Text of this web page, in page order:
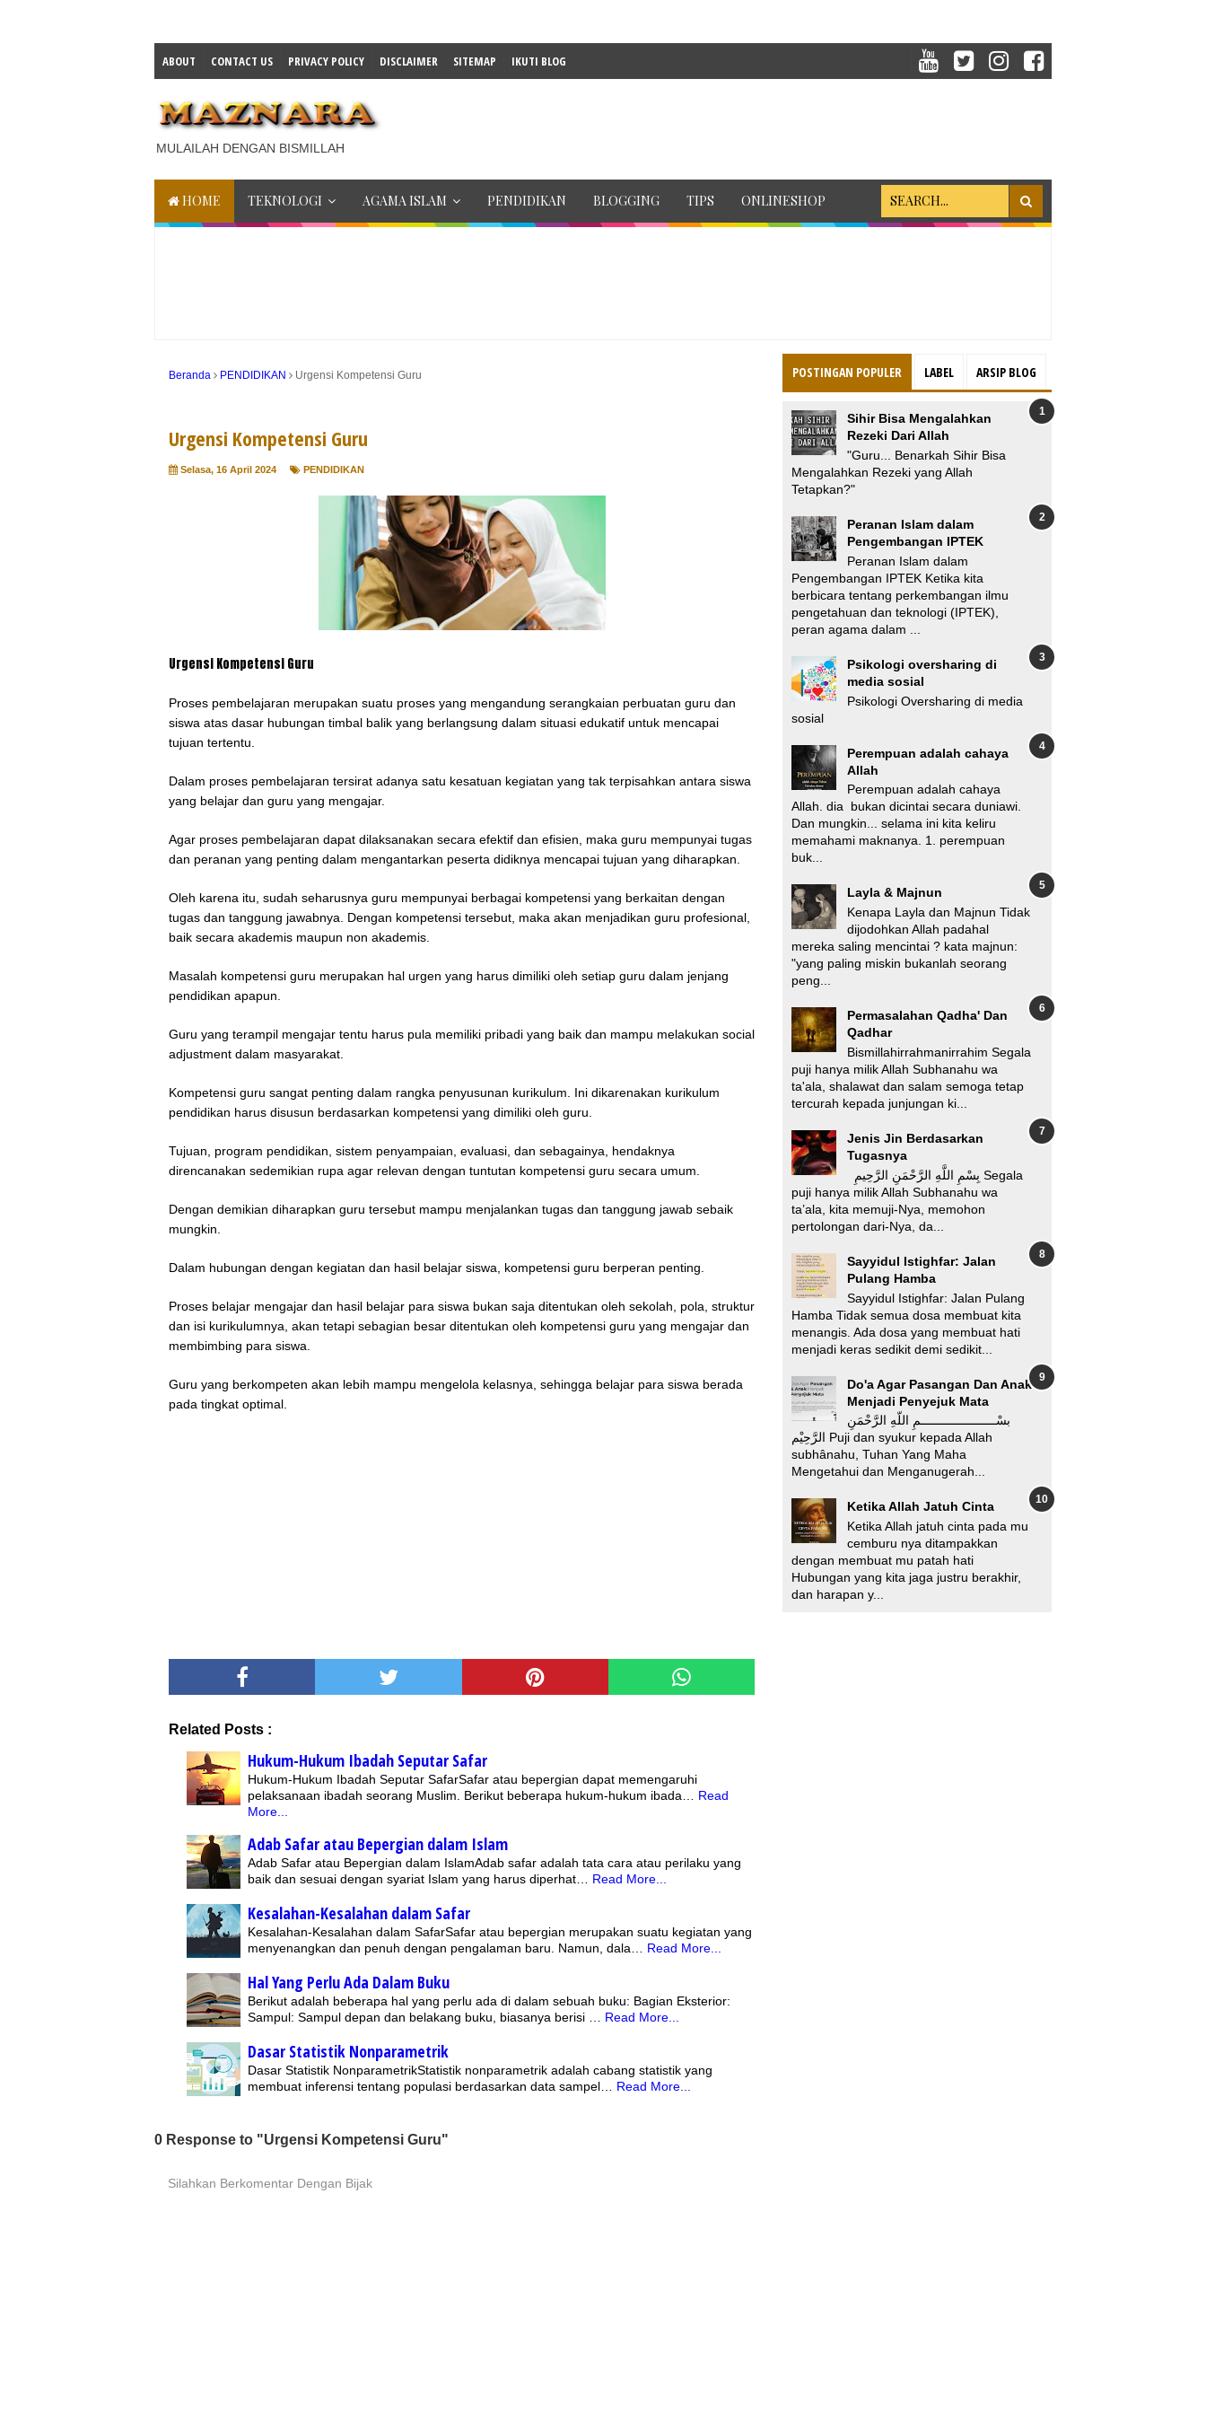
ABOUT CONTACT US PRIVACY POLICY DISCLAIMER SITEMAP IKUTI BLOG
MULAILAH DENGAN BISMILLAH
HOME TEKNOLOGI AGAMA ISLAM PENDIDIKAN BLOGGING TIPS ONLINESHOP
Beranda PENDIDIKAN Urgensi Kompetensi Guru
Urgensi Kompetensi Guru
Selasa, 16 April 2024 PENDIDIKAN
Urgensi Kompetensi Guru
Proses pembelajaran merupakan suatu proses yang mengandung serangkaian perbuatan guru dan
siswa atas dasar hubungan timbal balik yang berlangsung dalam situasi edukatif untuk mencapai
tujuan tertentu.
Dalam proses pembelajaran tersirat adanya satu kesatuan kegiatan yang tak terpisahkan antara siswa
yang belajar dan guru yang mengajar.
Agar proses pembelajaran dapat dilaksanakan secara efektif dan efisien, maka guru mempunyai tugas
dan peranan yang penting dalam mengantarkan peserta didiknya mencapai tujuan yang diharapkan.
Oleh karena itu, sudah seharusnya guru mempunyai berbagai kompetensi yang berkaitan dengan
tugas dan tanggung jawabnya. Dengan kompetensi tersebut, maka akan menjadikan guru profesional,
baik secara akademis maupun non akademis.
Masalah kompetensi guru merupakan hal urgen yang harus dimiliki oleh setiap guru dalam jenjang
pendidikan apapun.
Guru yang terampil mengajar tentu harus pula memiliki pribadi yang baik dan mampu melakukan social
adjustment dalam masyarakat.
Kompetensi guru sangat penting dalam rangka penyusunan kurikulum. Ini dikarenakan kurikulum
pendidikan harus disusun berdasarkan kompetensi yang dimiliki oleh guru.
Tujuan, program pendidikan, sistem penyampaian, evaluasi, dan sebagainya, hendaknya
direncanakan sedemikian rupa agar relevan dengan tuntutan kompetensi guru secara umum.
Dengan demikian diharapkan guru tersebut mampu menjalankan tugas dan tanggung jawab sebaik
mungkin.
Dalam hubungan dengan kegiatan dan hasil belajar siswa, kompetensi guru berperan penting.
Proses belajar mengajar dan hasil belajar para siswa bukan saja ditentukan oleh sekolah, pola, struktur
dan isi kurikulumnya, akan tetapi sebagian besar ditentukan oleh kompetensi guru yang mengajar dan
membimbing para siswa.
Guru yang berkompeten akan lebih mampu mengelola kelasnya, sehingga belajar para siswa berada
pada tingkat optimal.
Related Posts :
Hukum-Hukum Ibadah Seputar Safar
Hukum-Hukum Ibadah Seputar SafarSafar atau bepergian dapat memengaruhi
pelaksanaan ibadah seorang Muslim. Berikut beberapa hukum-hukum ibada… Read
More...
Adab Safar atau Bepergian dalam Islam
Adab Safar atau Bepergian dalam IslamAdab safar adalah tata cara atau perilaku yang
baik dan sesuai dengan syariat Islam yang harus diperhat… Read More...
Kesalahan-Kesalahan dalam Safar
Kesalahan-Kesalahan dalam SafarSafar atau bepergian merupakan suatu kegiatan yang
menyenangkan dan penuh dengan pengalaman baru. Namun, dala… Read More...
Hal Yang Perlu Ada Dalam Buku
Berikut adalah beberapa hal yang perlu ada di dalam sebuah buku: Bagian Eksterior:
Sampul: Sampul depan dan belakang buku, biasanya berisi … Read More...
Dasar Statistik Nonparametrik
Dasar Statistik NonparametrikStatistik nonparametrik adalah cabang statistik yang
membuat inferensi tentang populasi berdasarkan data sampel… Read More...
0 Response to "Urgensi Kompetensi Guru"
Silahkan Berkomentar Dengan Bijak
POSTINGAN POPULER LABEL ARSIP BLOG
Sihir Bisa Mengalahkan
Rezeki Dari Allah
"Guru... Benarkah Sihir Bisa
Mengalahkan Rezeki yang Allah
Tetapkan?"
Peranan Islam dalam
Pengembangan IPTEK
Peranan Islam dalam
Pengembangan IPTEK Ketika kita
berbicara tentang perkembangan ilmu
pengetahuan dan teknologi (IPTEK),
peran agama dalam ...
Psikologi oversharing di
media sosial
Psikologi Oversharing di media
sosial
Perempuan adalah cahaya
Allah
Perempuan adalah cahaya
Allah. dia bukan dicintai secara duniawi.
Dan mungkin... selama ini kita keliru
memahami maknanya. 1. perempuan
buk...
Layla & Majnun
Kenapa Layla dan Majnun Tidak
dijodohkan Allah padahal
mereka saling mencintai ? kata majnun:
"yang paling miskin bukanlah seorang
peng...
Permasalahan Qadha' Dan
Qadhar
Bismillahirrahmanirrahim Segala
puji hanya milik Allah Subhanahu wa
ta'ala, shalawat dan salam semoga tetap
tercurah kepada junjungan ki...
Jenis Jin Berdasarkan
Tugasnya
puji hanya milik Allah Subhanahu wa
ta’ala, kita memuji-Nya, memohon
pertolongan dari-Nya, da...
Sayyidul Istighfar: Jalan
Pulang Hamba
Sayyidul Istighfar: Jalan Pulang
Hamba Tidak semua dosa membuat kita
menangis. Ada dosa yang membuat hati
menjadi keras sedikit demi sedikit...
Do'a Agar Pasangan Dan Anak
Menjadi Penyejuk Mata
بسْـــــــــــــــــــــمِ اللّهِ الرَّحْمَنِ
الرَّحِيْم Puji dan syukur kepada Allah
subhânahu, Tuhan Yang Maha
Mengetahui dan Menganugerah...
Ketika Allah Jatuh Cinta
Ketika Allah jatuh cinta pada mu
cemburu nya ditampakkan
dengan membuat mu patah hati
Hubungan yang kita jaga justru berakhir,
dan harapan y...